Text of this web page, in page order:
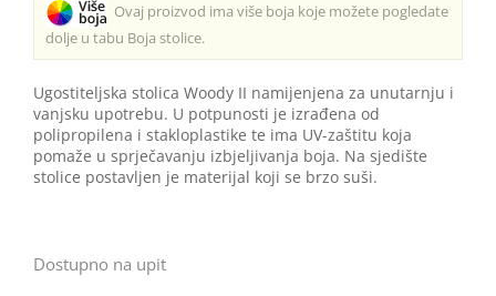
Ovaj proizvod ima više boja koje možete pogledate
dolje u tabu Boja stolice.
Ugostiteljska stolica Woody II namijenjena za unutarnju i
vanjsku upotrebu. U potpunosti je izrađena od
polipropilena i stakloplastike te ima UV-zaštitu koja
pomaže u sprječavanju izbjeljivanja boja. Na sjedište
stolice postavljen je materijal koji se brzo suši.
Dostupno na upit